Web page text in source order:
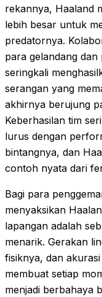
rekannya, Haaland
lebih besar untuk
predatornya.
para gelandang dan
seringkali
serangan yang
akhirnya berujung
Keberhasilan tim
lurus dengan
bintangnya, dan
contoh nyata dari
Bagi para
menyaksikan
lapangan adalah
menarik. Gerakan
fisiknya, dan
membuat setiap
menjadi berbahaya